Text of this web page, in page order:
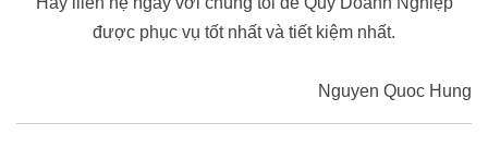
được phục vụ tốt nhất và tiết kiệm nhất.
Nguyen Quoc Hung